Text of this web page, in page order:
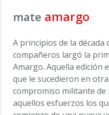
mate amargo
A principios de la
compañeros largó la
Amargo. Aquella edición
que le sucedieron en
compromiso militante de
aquellos esfuerzos los